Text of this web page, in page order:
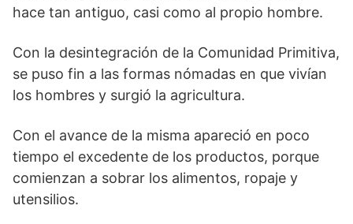
hace tan antiguo, casi como al propio hombre.
Con la desintegración de la Comunidad Primitiva,
se puso fin a las formas nómadas en que vivían
los hombres y surgió la agricultura.
Con el avance de la misma apareció en poco
tiempo el excedente de los productos, porque
comienzan a sobrar los alimentos, ropaje y
utensilios.